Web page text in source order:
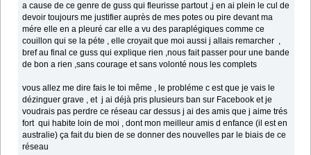
a cause de ce genre de guss qui fleurisse partout ,j en ai plein le cul de
devoir toujours me justifier auprès de mes potes ou pire devant ma
mére elle en a pleuré car elle a vu des paraplégiques comme ce
couillon qui se la péte , elle croyait que moi aussi j allais remarcher ,
bref au final ce guss qui explique rien ,nous fait passer pour une bande
de bon a rien ,sans courage et sans volonté nous les complets
vous allez me dire fais le toi même , le probléme c est que je vais le
dézinguer grave , et j ai déjà pris plusieurs ban sur Facebook et je
voudrais pas perdre ce réseau car dessus j ai des amis que j aime trés
fort qui habite loin de moi , dont mon meilleur amis d enfance (il est en
australie) ça fait du bien de se donner des nouvelles par le biais de ce
réseau